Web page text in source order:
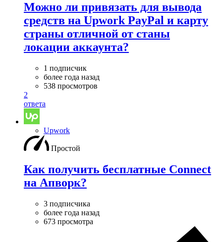
Можно ли привязать для вывода
средств на Upwork PayPal и карту
страны отличной от станы
локации аккаунта?
1 подписчик
более года назад
538 просмотров
2
ответа
Upwork
Простой
Как получить бесплатные Connect
на Апворк?
3 подписчика
более года назад
673 просмотра